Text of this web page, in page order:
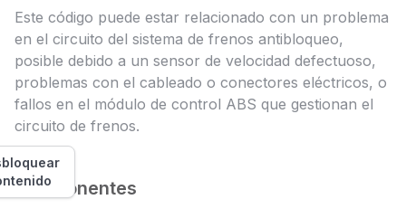
Este código puede estar relacionado con un problema
en el circuito del sistema de frenos antibloqueo,
posible debido a un sensor de velocidad defectuoso,
problemas con el cableado o conectores eléctricos, o
fallos en el módulo de control ABS que gestionan el
circuito de frenos.
Componentes